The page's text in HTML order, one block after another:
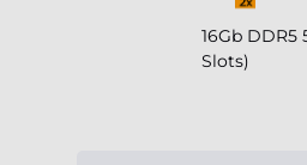
16Gb DDR5
Slots)